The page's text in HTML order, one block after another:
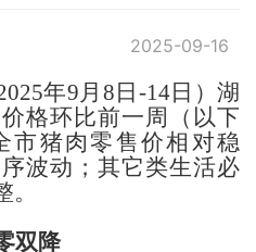
2025-09-16
年9月8 日 -14日 ）湖
格环比前一周（以下
市猪肉零售价相对稳
波动； 其它类生活必
。
双降